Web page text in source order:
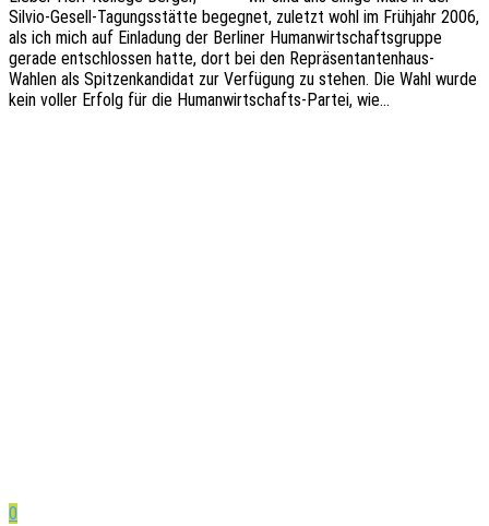
Silvio-Gesell-Tagungs­­­stä­t­­te begeg­net, zuletzt wohl im Früh­jahr 2006,
als ich mich auf Einla­dung der Berli­ner Human­wirt­schafts­grup­pe
gerade entschlos­sen hatte, dort bei den Reprä­­sen­­tan­­ten­haus-
Wahlen als Spit­zen­kan­di­dat zur Verfü­gung zu stehen. Die Wahl wurde
kein voller Erfolg für die Human­­wir­t­­schafts-Partei, wie…
0